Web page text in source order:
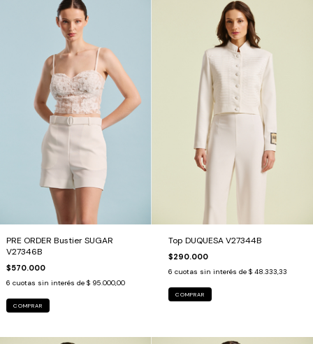
PRE ORDER Bustier SUGAR
V27346B
$570.000
6 cuotas sin interés de $ 95.000,00
COMPRAR
Top DUQUESA V27344B
$290.000
6 cuotas sin interés de $ 48.333,33
COMPRAR